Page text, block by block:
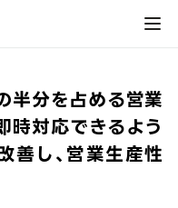
半分を占める営業
時対応できるよう
善し、営業生産性